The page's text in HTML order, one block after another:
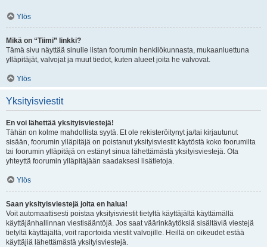
Ylös
Mikä on “Tiimi” linkki?
Tämä sivu näyttää sinulle listan foorumin henkilökunnasta, mukaanluettuna
ylläpitäjät, valvojat ja muut tiedot, kuten alueet joita he valvovat.
Ylös
Yksityisviestit
En voi lähettää yksityisviestejä!
Tähän on kolme mahdollista syytä. Et ole rekisteröitynyt ja/tai kirjautunut
sisään, foorumin ylläpitäjä on poistanut yksityisviestit käytöstä koko foorumilta
tai foorumin ylläpitäjä on estänyt sinua lähettämästä yksityisviestejä. Ota
yhteyttä foorumin ylläpitäjään saadaksesi lisätietoja.
Ylös
Saan yksityisviestejä joita en halua!
Voit automaattisesti poistaa yksityisviestit tietyltä käyttäjältä käyttämällä
käyttäjänhallinnan viestisääntöjä. Jos saat väärinkäytöksiä sisältäviä viestejä
tietyltä käyttäjältä, voit raportoida viestit valvojille. Heillä on oikeudet estää
käyttäjiä lähettämästä yksityisviestejä.